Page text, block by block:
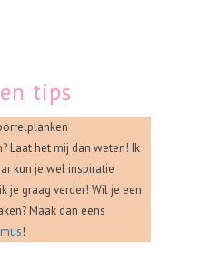
tips
Laat het mij dan weten! Ik
kun je wel inspiratie
je graag verder! Wil je een
Maak dan eens
!